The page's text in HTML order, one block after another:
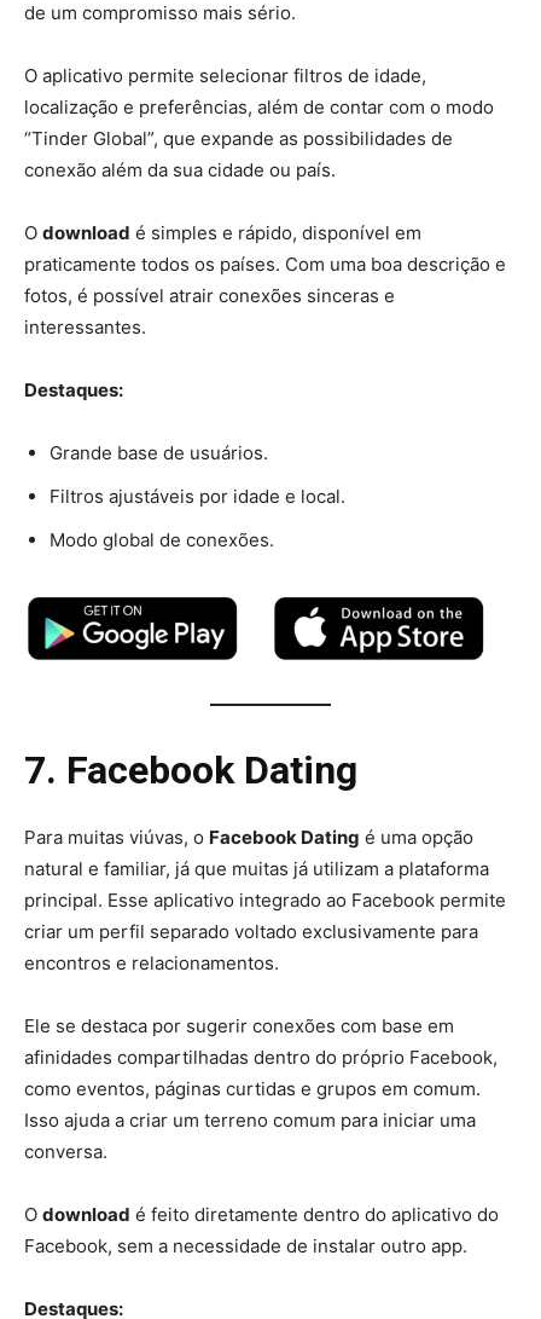
de um compromisso mais sério.
O aplicativo permite selecionar filtros de idade,
localização e preferências, além de contar com o modo
“Tinder Global”, que expande as possibilidades de
conexão além da sua cidade ou país.
O download é simples e rápido, disponível em
praticamente todos os países. Com uma boa descrição e
fotos, é possível atrair conexões sinceras e
interessantes.
Destaques:
Grande base de usuários.
Filtros ajustáveis por idade e local.
Modo global de conexões.
7. Facebook Dating
Para muitas viúvas, o Facebook Dating é uma opção
natural e familiar, já que muitas já utilizam a plataforma
principal. Esse aplicativo integrado ao Facebook permite
criar um perfil separado voltado exclusivamente para
encontros e relacionamentos.
Ele se destaca por sugerir conexões com base em
afinidades compartilhadas dentro do próprio Facebook,
como eventos, páginas curtidas e grupos em comum.
Isso ajuda a criar um terreno comum para iniciar uma
conversa.
O download é feito diretamente dentro do aplicativo do
Facebook, sem a necessidade de instalar outro app.
Destaques: